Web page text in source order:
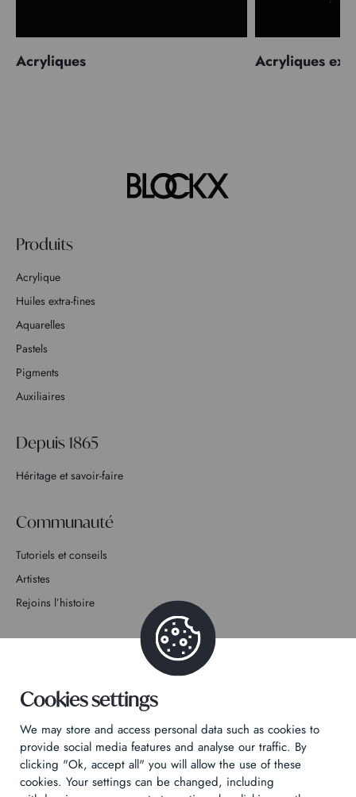
Acryliques Acryliques
Produits
Acrylique
Huiles extra-fines
Aquarelles
Pastels
Pigments
Auxiliaires
Depuis 1865
Héritage et savoir-faire
Communauté
Tutoriels et conseils
Artistes
Rejoins l’histoire
Politique de confidentialité
Mentions légales
Technical & Legal informations
Cookies settings
We may store and access personal data such as cookies to
provide social media features and analyse our traffic. By
clicking "Ok, accept all" you will allow the use of these
cookies. Your settings can be changed, including